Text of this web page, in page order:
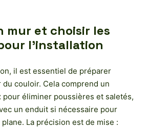
mur et choisir les
l’installation
il est essentiel de préparer
couloir. Cela comprend un
pour éliminer poussières et saletés,
un enduit si nécessaire pour
La précision est de mise :